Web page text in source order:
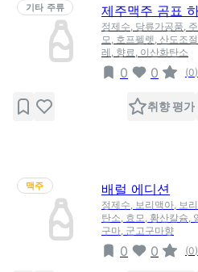
기타 주류 제주맥주 곰표
정제수, 당류가공품,
모, 호프펠렛, 산도조
레, 향료, 이산화탄소
0 0 (0)
취향 평가
맥주 배럴 에디션
정제수, 보리맥아, 보
탄소, 효모, 황산칼슘,
구마, 군고구마향
0 0 (0)